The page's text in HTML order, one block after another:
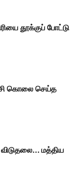
தூக்குப் போட்டு
கொலை செய்த
மத்திய